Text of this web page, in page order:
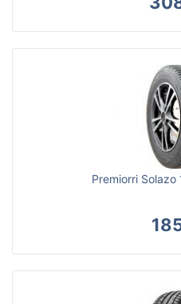
Premiorri